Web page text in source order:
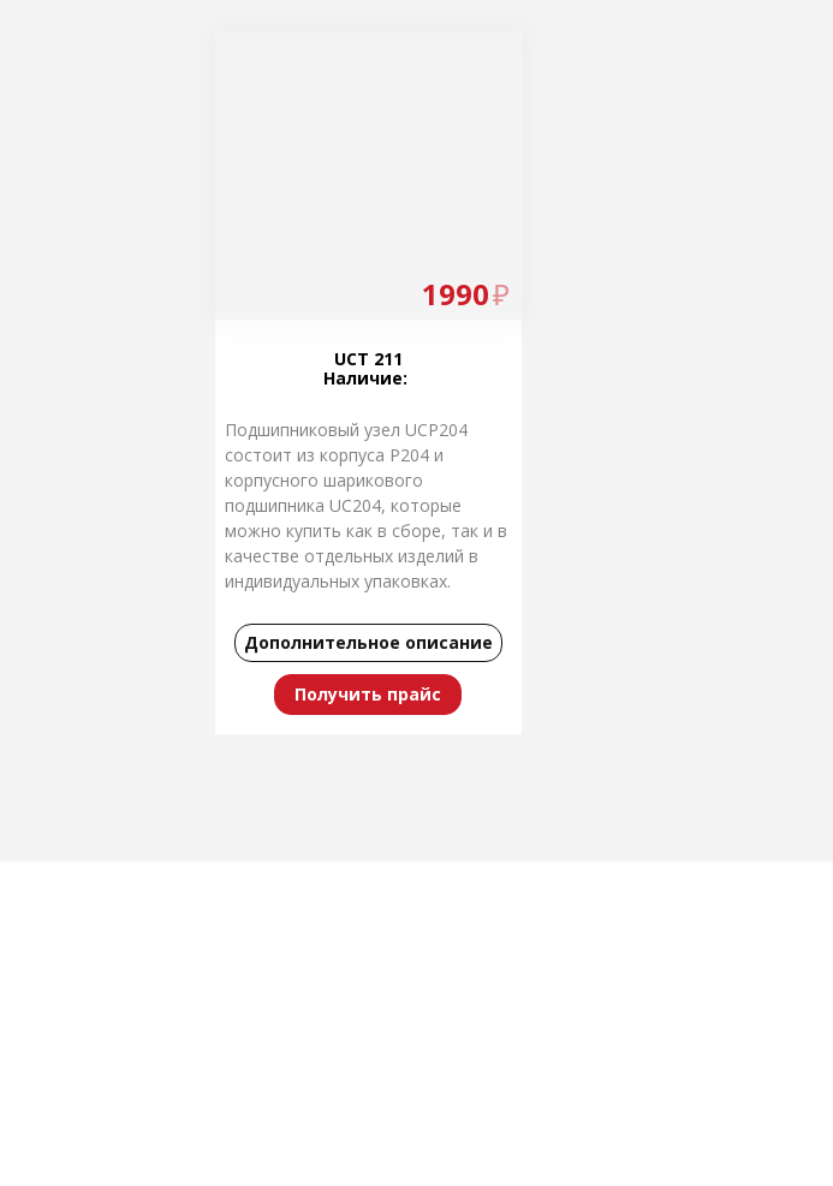
1990₽
UCT 211
Наличие:
Подшипниковый узел UCP204
состоит из корпуса P204 и
корпусного шарикового
подшипника UC204, которые
можно купить как в сборе, так и в
качестве отдельных изделий в
индивидуальных упаковках.
Производство: Япония
Дополнительное описание
Получить прайс